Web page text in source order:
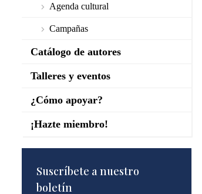
Agenda cultural
Campañas
Catálogo de autores
Talleres y eventos
¿Cómo apoyar?
¡Hazte miembro!
Suscríbete a nuestro
boletín